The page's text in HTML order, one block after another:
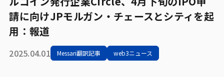
請に向けJPモルガン・チェースとシティを起
用：報道
2025.04.01 Messari翻訳記事 web3ニュース